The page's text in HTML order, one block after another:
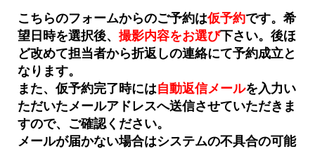
こちらのフォームからのご予約は仮予約です。希
望日時を選択後、 撮影内容をお選び下さい。後ほ
ど改めて担当者から折返しの連絡にて予約成立と
なります。
また、仮予約完了時には自動返信メールを入力い
ただいたメールアドレスへ送信させていただきま
すので、ご確認ください。
メールが届かない場合はシステムの不具合の可能